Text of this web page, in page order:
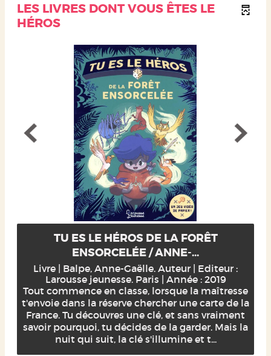
LES LIVRES DONT VOUS ÊTES LE
HÉROS
TU ES LE HÉROS DE LA FORÊT
ENSORCELÉE / ANNE-...
Livre | Balpe, Anne-Gaëlle. Auteur | Editeur :
Larousse jeunesse. Paris | Année : 2019
Tout commence en classe, lorsque la maîtresse
t'envoie dans la réserve chercher une carte de la
France. Tu découvres une clé, et sans vraiment
savoir pourquoi, tu décides de la garder. Mais la
nuit qui suit, la clé s'illumine et t...